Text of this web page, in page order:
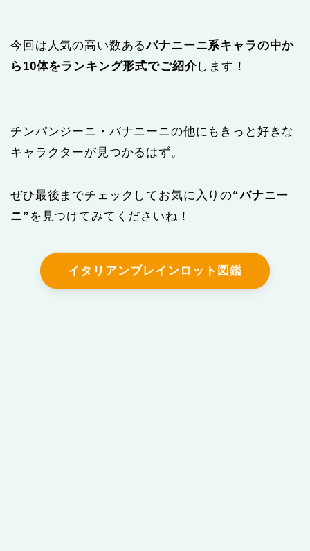
今回は人気の高い数あるバナニーニ系キャラの中か
ら10体をランキング形式でご紹介します！
チンパンジーニ・バナニーニの他にもきっと好きな
キャラクターが見つかるはず。
ぜひ最後までチェックしてお気に入りの“バナニー
ニ” を見つけてみてくださいね！
イタリアンブレインロット図鑑